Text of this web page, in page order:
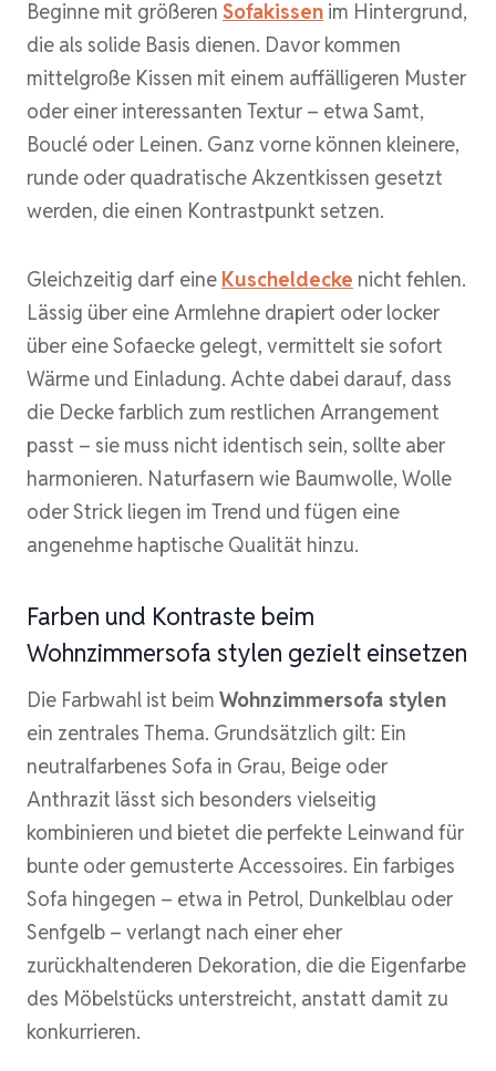
Beginne mit größeren Sofakissen im Hintergrund,
die als solide Basis dienen. Davor kommen
mittelgroße Kissen mit einem auffälligeren Muster
oder einer interessanten Textur – etwa Samt,
Bouclé oder Leinen. Ganz vorne können kleinere,
runde oder quadratische Akzentkissen gesetzt
werden, die einen Kontrastpunkt setzen.
Gleichzeitig darf eine Kuscheldecke nicht fehlen.
Lässig über eine Armlehne drapiert oder locker
über eine Sofaecke gelegt, vermittelt sie sofort
Wärme und Einladung. Achte dabei darauf, dass
die Decke farblich zum restlichen Arrangement
passt – sie muss nicht identisch sein, sollte aber
harmonieren. Naturfasern wie Baumwolle, Wolle
oder Strick liegen im Trend und fügen eine
angenehme haptische Qualität hinzu.
Farben und Kontraste beim
Wohnzimmersofa stylen gezielt einsetzen
Die Farbwahl ist beim Wohnzimmersofa stylen
ein zentrales Thema. Grundsätzlich gilt: Ein
neutralfarbenes Sofa in Grau, Beige oder
Anthrazit lässt sich besonders vielseitig
kombinieren und bietet die perfekte Leinwand für
bunte oder gemusterte Accessoires. Ein farbiges
Sofa hingegen – etwa in Petrol, Dunkelblau oder
Senfgelb – verlangt nach einer eher
zurückhaltenderen Dekoration, die die Eigenfarbe
des Möbelstücks unterstreicht, anstatt damit zu
konkurrieren.